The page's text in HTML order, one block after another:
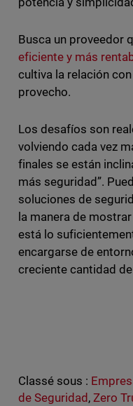
Busca un proveedor
eficiente y más
cultiva la relación
provecho.
Los desafíos son
volviendo cada vez
finales se están
más seguridad”.
soluciones de
la manera de
está lo
encargarse de
creciente cantidad
Classé sous :
de Seguridad , Zero